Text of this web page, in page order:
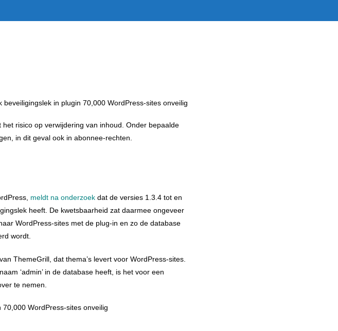
risico op verwijdering van inhoud. Onder bepaalde
in dit geval ook in abonnee-rechten.
meldt na onderzoek dat de versies 1.3.4 tot en
heeft. De kwetsbaarheid zat daarmee ongeveer
WordPress-sites met de plug-in en zo de database
wordt.
ThemeGrill, dat thema’s levert voor WordPress-sites.
‘admin’ in de database heeft, is het voor een
te nemen.